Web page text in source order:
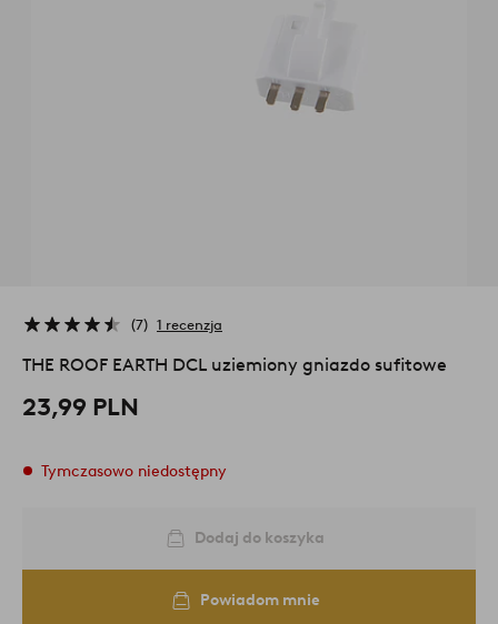
7 1 recenzja
THE ROOF EARTH DCL uziemiony gniazdo sufitowe
23,99 PLN
Tymczasowo niedostępny
Dodaj do koszyka
Powiadom mnie